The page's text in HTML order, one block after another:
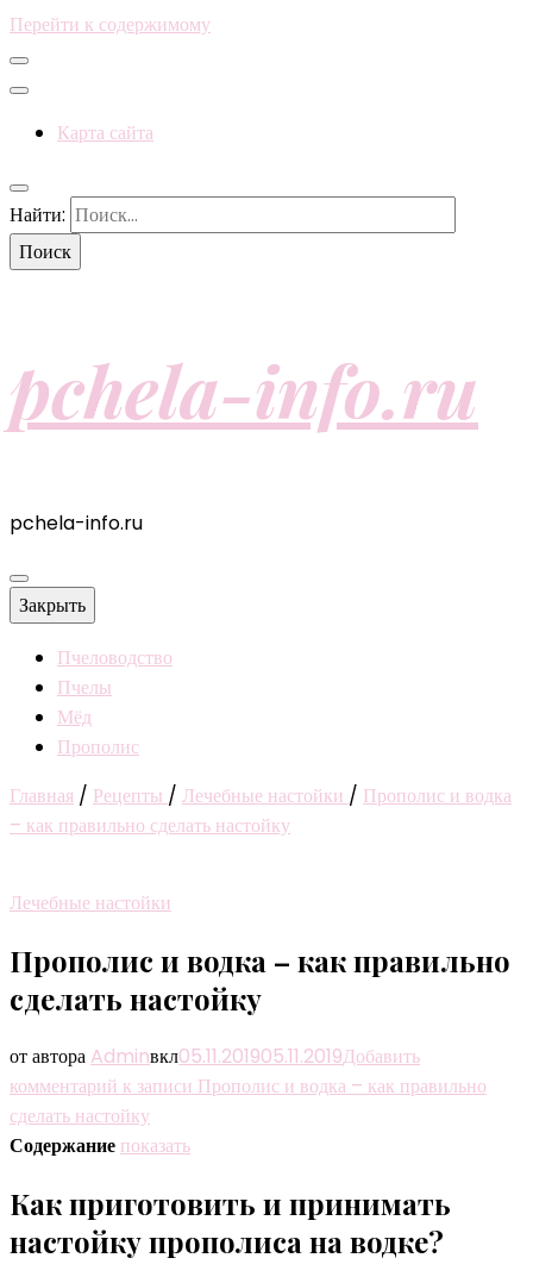
Перейти к содержимому
Карта сайта
Найти:
pchela-info.ru
pchela-info.ru
Закрыть
Пчеловодство
Пчелы
Мёд
Прополис
Главная / Рецепты / Лечебные настойки / Прополис и водка
– как правильно сделать настойку
Лечебные настойки
Прополис и водка – как правильно
сделать настойку
от автора Adminвкл05.11.201905.11.2019Добавить
комментарий к записи Прополис и водка – как правильно
сделать настойку
Содержание показать
Как приготовить и принимать
настойку прополиса на водке?